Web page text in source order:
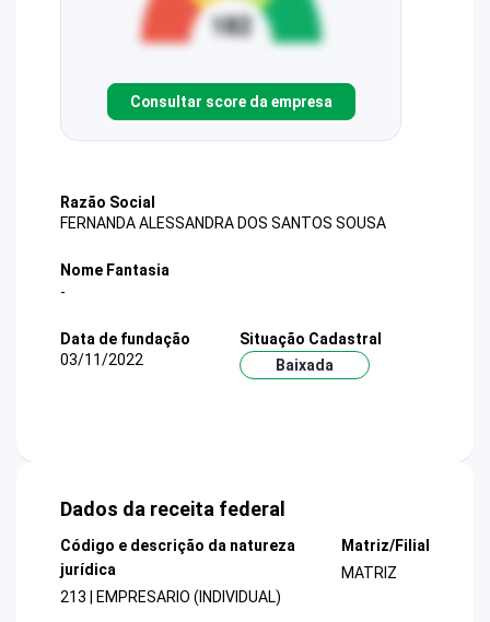
Consultar score da empresa
Razão Social
FERNANDA ALESSANDRA DOS SANTOS SOUSA
Nome Fantasia
-
Data de fundação
03/11/2022
Situação Cadastral
Baixada
Dados da receita federal
Código e descrição da natureza
jurídica
213 | EMPRESARIO (INDIVIDUAL)
Matriz/Filial
MATRIZ